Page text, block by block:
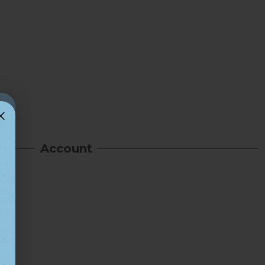
Account